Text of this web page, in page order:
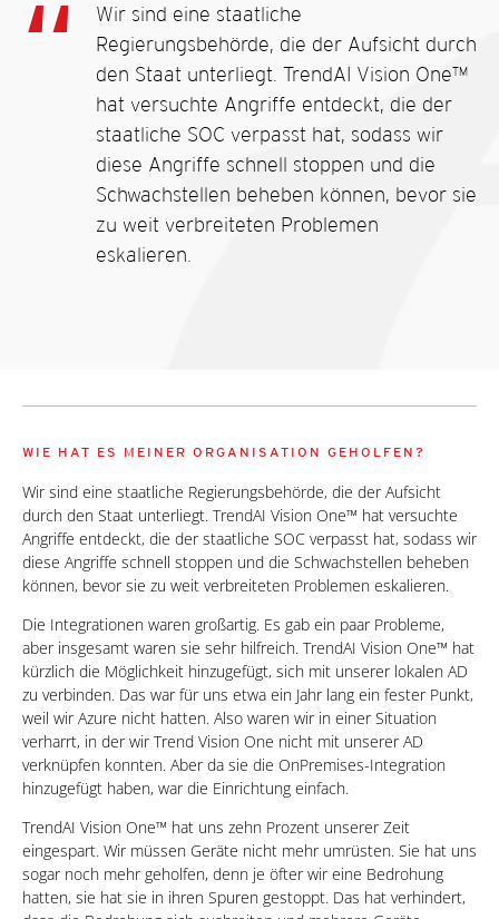
Wir sind eine staatliche
Regierungsbehörde, die der Aufsicht durch
den Staat unterliegt. TrendAI Vision One™
hat versuchte Angriffe entdeckt, die der
staatliche SOC verpasst hat, sodass wir
diese Angriffe schnell stoppen und die
Schwachstellen beheben können, bevor sie
zu weit verbreiteten Problemen
eskalieren.
WIE HAT ES MEINER ORGANISATION GEHOLFEN?
Wir sind eine staatliche Regierungsbehörde, die der Aufsicht
durch den Staat unterliegt. TrendAI Vision One™ hat versuchte
Angriffe entdeckt, die der staatliche SOC verpasst hat, sodass wir
diese Angriffe schnell stoppen und die Schwachstellen beheben
können, bevor sie zu weit verbreiteten Problemen eskalieren.
Die Integrationen waren großartig. Es gab ein paar Probleme,
aber insgesamt waren sie sehr hilfreich. TrendAI Vision One™ hat
kürzlich die Möglichkeit hinzugefügt, sich mit unserer lokalen AD
zu verbinden. Das war für uns etwa ein Jahr lang ein fester Punkt,
weil wir Azure nicht hatten. Also waren wir in einer Situation
verharrt, in der wir Trend Vision One nicht mit unserer AD
verknüpfen konnten. Aber da sie die OnPremises-Integration
hinzugefügt haben, war die Einrichtung einfach.
TrendAI Vision One™ hat uns zehn Prozent unserer Zeit
eingespart. Wir müssen Geräte nicht mehr umrüsten. Sie hat uns
sogar noch mehr geholfen, denn je öfter wir eine Bedrohung
hatten, sie hat sie in ihren Spuren gestoppt. Das hat verhindert,